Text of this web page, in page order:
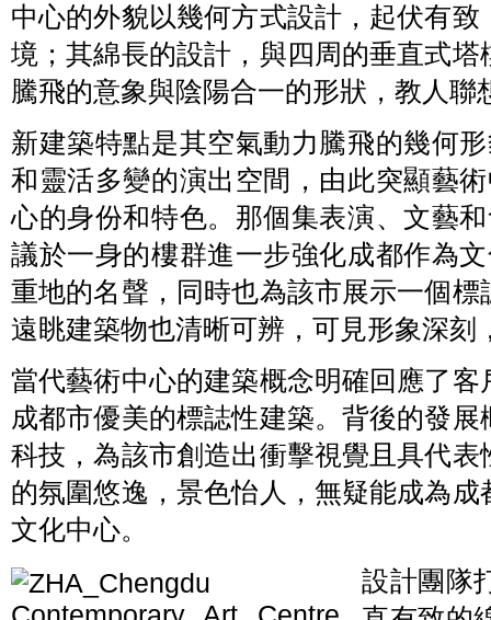
中心的外貌以幾何方式設計，起伏有
境；其綿長的設計，與四周的垂直式
騰飛的意象與陰陽合一的形狀，教人聯
新建築特點是其空氣動力騰飛的幾何
和靈活多變的演出空間，由此突顯藝
心的身份和特色。那個集表演、文藝
議於一身的樓群進一步強化成都作為
重地的名聲，同時也為該市展示一個
遠眺建築物也清晰可辨，可見形象深刻
當代藝術中心的建築概念明確回應了
成都市優美的標誌性建築。背後的發
科技，為該市創造出衝擊視覺且具代
的氛圍悠逸，景色怡人，無疑能成為
文化中心。
設計團隊